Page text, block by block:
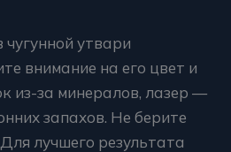
утвари
внимание на его цвет и
из-за минералов, лазер —
запахов. Не берите
лучшего результата